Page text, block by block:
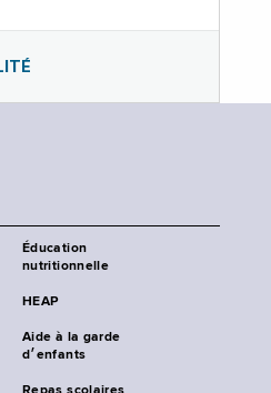
Éducation
nutritionnelle
HEAP
Aide à la garde
d׳enfants